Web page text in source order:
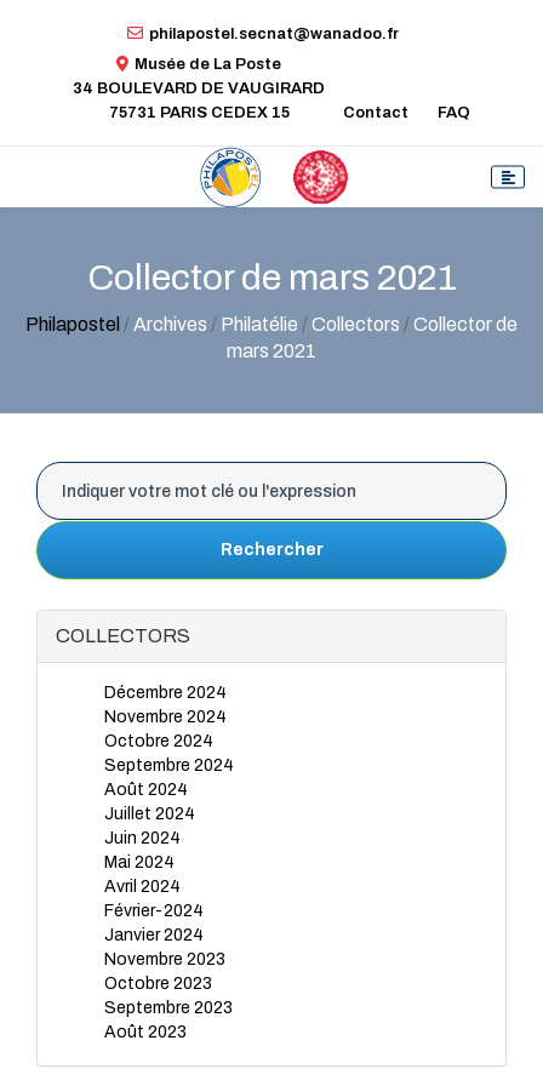
philapostel.secnat@wanadoo.fr
Musée de La Poste
34 BOULEVARD DE VAUGIRARD
75731 PARIS CEDEX 15
Contact FAQ
Collector de mars 2021
Philapostel /Archives / Philatélie /Collectors /Collector de
mars 2021
Rechercher
COLLECTORS
Décembre 2024
Novembre 2024
Octobre 2024
Septembre 2024
Août 2024
Juillet 2024
Juin 2024
Mai 2024
Avril 2024
Février-2024
Janvier 2024
Novembre 2023
Octobre 2023
Septembre 2023
Août 2023